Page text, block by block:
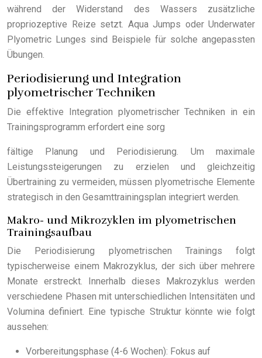
während der Widerstand des Wassers zusätzliche
propriozeptive Reize setzt. Aqua Jumps oder Underwater
Plyometric Lunges sind Beispiele für solche angepassten
Übungen.
Periodisierung und Integration
plyometrischer Techniken
Die effektive Integration plyometrischer Techniken in ein
Trainingsprogramm erfordert eine sorg
fältige Planung und Periodisierung. Um maximale
Leistungssteigerungen zu erzielen und gleichzeitig
Übertraining zu vermeiden, müssen plyometrische Elemente
strategisch in den Gesamttrainingsplan integriert werden.
Makro- und Mikrozyklen im plyometrischen
Trainingsaufbau
Die Periodisierung plyometrischen Trainings folgt
typischerweise einem Makrozyklus, der sich über mehrere
Monate erstreckt. Innerhalb dieses Makrozyklus werden
verschiedene Phasen mit unterschiedlichen Intensitäten und
Volumina definiert. Eine typische Struktur könnte wie folgt
aussehen:
Vorbereitungsphase (4-6 Wochen): Fokus auf